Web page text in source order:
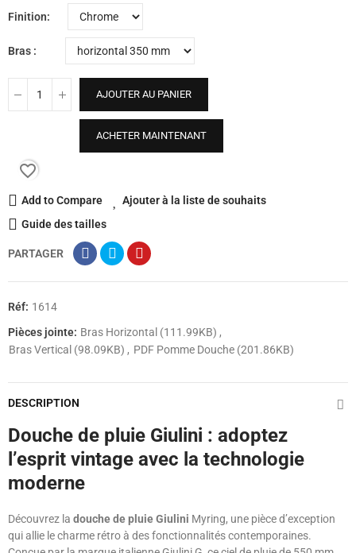
Finition
Bras
AJOUTER AU PANIER
ACHETER MAINTENANT
favorite_border
Add to Compare
Ajouter à la liste de souhaits
Guide des tailles
PARTAGER
Réf: 1614
Pièces jointe: Bras Horizontal (111.99KB)
Bras Vertical (98.09KB)
PDF Pomme Douche (201.86KB)
DESCRIPTION
Douche de pluie Giulini : adoptez
l’esprit vintage avec la technologie
moderne
Découvrez la douche de pluie Giulini Myring, une pièce d’exception
qui allie le charme rétro à des fonctionnalités contemporaines.